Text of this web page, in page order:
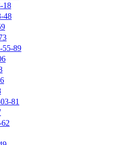
18
48
55-89
81